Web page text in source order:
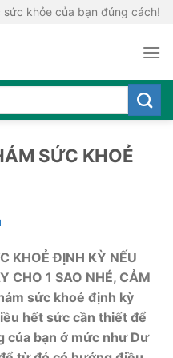
khỏe của bạn đúng cách!
SỨC KHOẺ
KHOẺ ĐỊNH KỲ NẾU
CHO 1 SAO NHÉ, CẢM
sức khoẻ định kỳ
hết sức cần thiết để
của bạn ở mức như Dư